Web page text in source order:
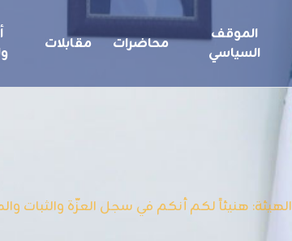
الموقف
السياسي
محاضرات مقابلات
هنيئاً لكم أنكم في سجل العزّة والثبات